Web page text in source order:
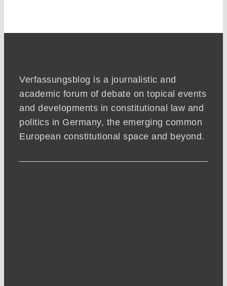
Verfassungsblog is a journalistic and
academic forum of debate on topical events
and developments in constitutional law and
politics in Germany, the emerging common
European constitutional space and beyond.